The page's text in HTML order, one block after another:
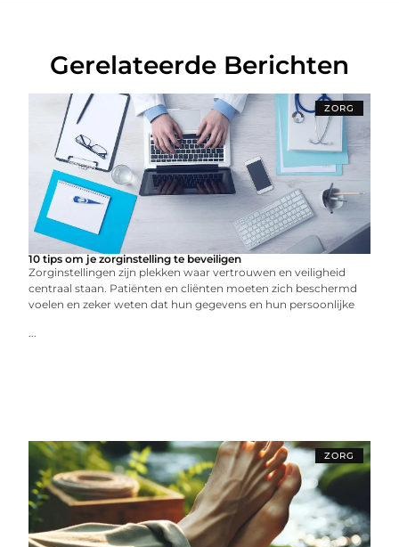
Gerelateerde Berichten
ZORG
10 tips om je zorginstelling te beveiligen
Zorginstellingen zijn plekken waar vertrouwen en veiligheid
centraal staan. Patiënten en cliënten moeten zich beschermd
voelen en zeker weten dat hun gegevens en hun persoonlijke
...
ZORG